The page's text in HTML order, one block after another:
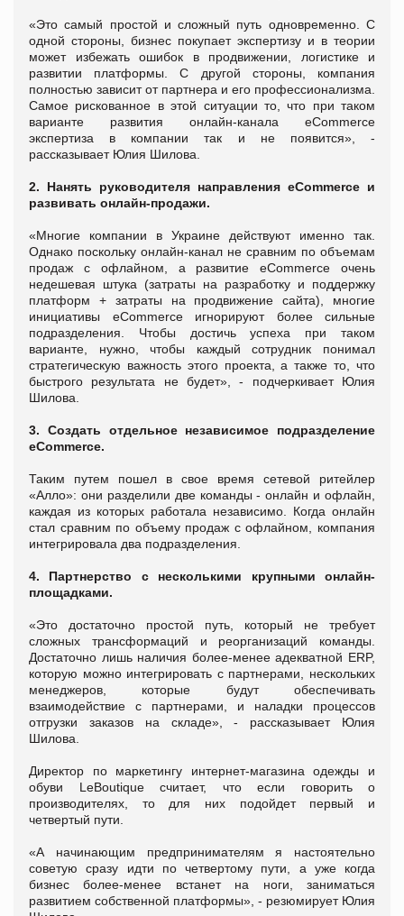
«Это самый простой и сложный путь одновременно. С
одной стороны, бизнес покупает экспертизу и в теории
может избежать ошибок в продвижении, логистике и
развитии платформы. С другой стороны, компания
полностью зависит от партнера и его профессионализма.
Самое рискованное в этой ситуации то, что при таком
варианте развития онлайн-канала eCommerce
экспертиза в компании так и не появится», -
рассказывает Юлия Шилова.
2. Нанять руководителя направления eCommerce и
развивать онлайн-продажи.
«Многие компании в Украине действуют именно так.
Однако поскольку онлайн-канал не сравним по объемам
продаж с офлайном, а развитие eCommerce очень
недешевая штука (затраты на разработку и поддержку
платформ + затраты на продвижение сайта), многие
инициативы eCommerce игнорируют более сильные
подразделения. Чтобы достичь успеха при таком
варианте, нужно, чтобы каждый сотрудник понимал
стратегическую важность этого проекта, а также то, что
быстрого результата не будет», - подчеркивает Юлия
Шилова.
3. Создать отдельное независимое подразделение
eCommerce.
Таким путем пошел в свое время сетевой ритейлер
«Алло»: они разделили две команды - онлайн и офлайн,
каждая из которых работала независимо. Когда онлайн
стал сравним по объему продаж с офлайном, компания
интегрировала два подразделения.
4. Партнерство с несколькими крупными онлайн-
площадками.
«Это достаточно простой путь, который не требует
сложных трансформаций и реорганизаций команды.
Достаточно лишь наличия более-менее адекватной ERP,
которую можно интегрировать с партнерами, нескольких
менеджеров, которые будут обеспечивать
взаимодействие с партнерами, и наладки процессов
отгрузки заказов на складе», - рассказывает Юлия
Шилова.
Директор по маркетингу интернет-магазина одежды и
обуви LeBoutique считает, что если говорить о
производителях, то для них подойдет первый и
четвертый пути.
«А начинающим предпринимателям я настоятельно
советую сразу идти по четвертому пути, а уже когда
бизнес более-менее встанет на ноги, заниматься
развитием собственной платформы», - резюмирует Юлия